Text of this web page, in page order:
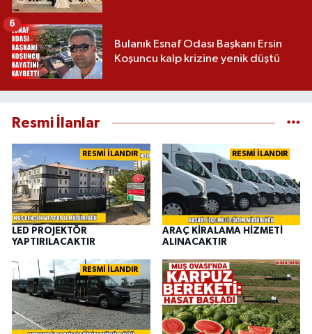
Bulanık Esnaf Odası Başkanı Ersin
Koşuncu kalp krizine yenik düştü
6
Resmi İlanlar
RESMİ İLANDIR
LED PROJEKTÖR
YAPTIRILACAKTIR
RESMİ İLANDIR
ARAÇ KİRALAMA HİZMETİ
ALINACAKTIR
RESMİ İLANDIR